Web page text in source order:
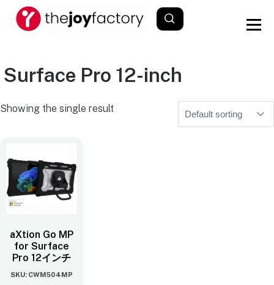
Surface Pro 12-inch
Showing the single result
aXtion Go MP
for Surface
Pro 12インチ
SKU: CWM504MP